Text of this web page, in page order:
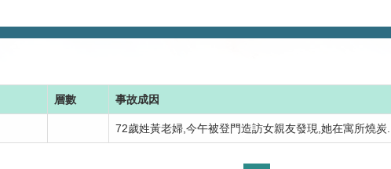
層數 事故成因
72歲姓黃老婦,今午被登門造訪女親友發現,她在寓所燒炭...